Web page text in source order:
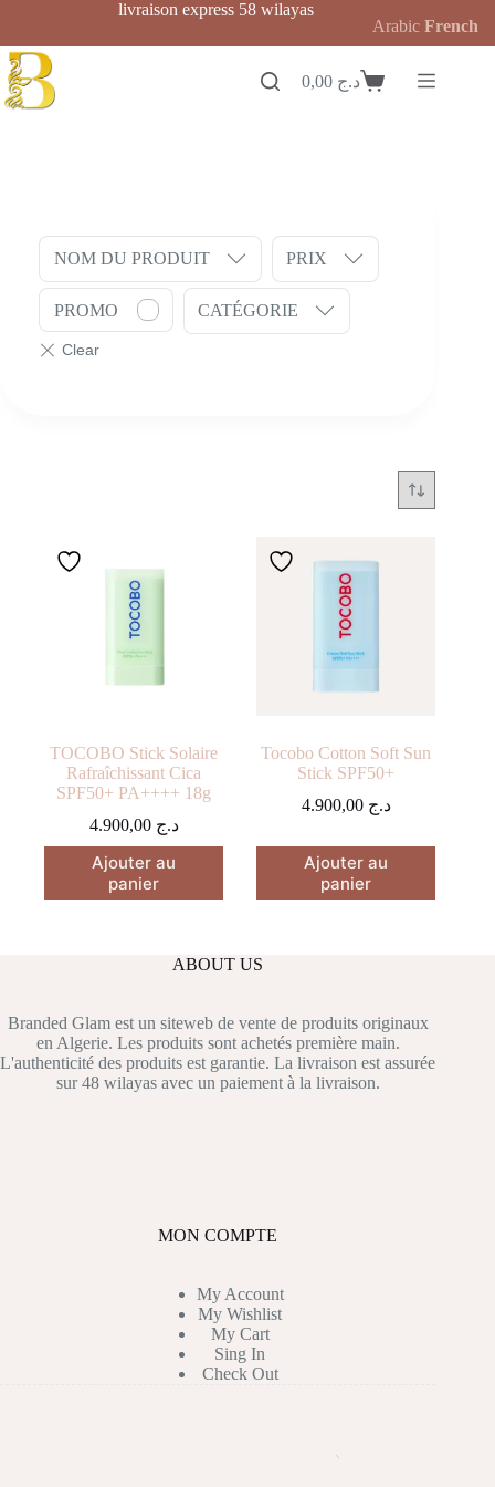
contenu
livraison express 58 wilayas
Panierد.ج
TOCOBO Stick Solaire
Rafraîchissant Cica
SPF50+ PA++++ 18g
د.ج 4.900,00
Ajouter au
panier
Tocobo Cotton Soft Sun
Stick SPF50+
د.ج 4.900,00
Ajouter au
panier
NOM DU PRODUIT PRIX
PROMO CATÉGORIE
ABOUT US
Branded Glam est un siteweb de vente de produits originaux
en Algerie. Les produits sont achetés première main.
L'authenticité des produits est garantie. La livraison est assurée
sur 48 wilayas avec un paiement à la livraison.
MON COMPTE
My Account
My Wishlist
My Cart
Sing In
Check Out
Arabic French